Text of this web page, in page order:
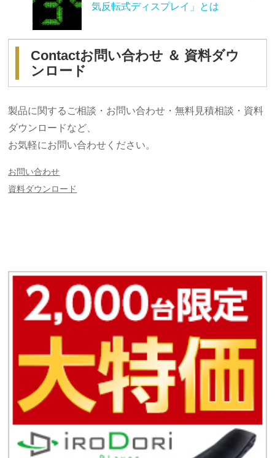
気反転式ディスプレイ」とは
Contactお問い合わせ ＆ 資料ダウ
ンロード
製品に関するご相談・お問い合わせ・無料見積相談・資料
ダウンロードなど、
お気軽にお問い合わせください。
お問い合わせ
資料ダウンロード